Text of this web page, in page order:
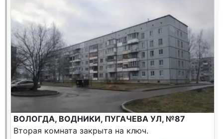
ВОЛОГДА, ВОДНИКИ, ПУГАЧЕВА УЛ, №87
Вторая комната закрыта на ключ.